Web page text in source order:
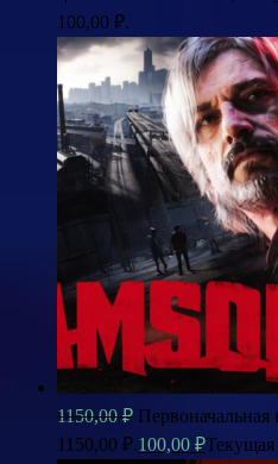
100,00 ₽.
1150,00₽ Первоначальная
1150,00 ₽.100,00 ₽Текущая